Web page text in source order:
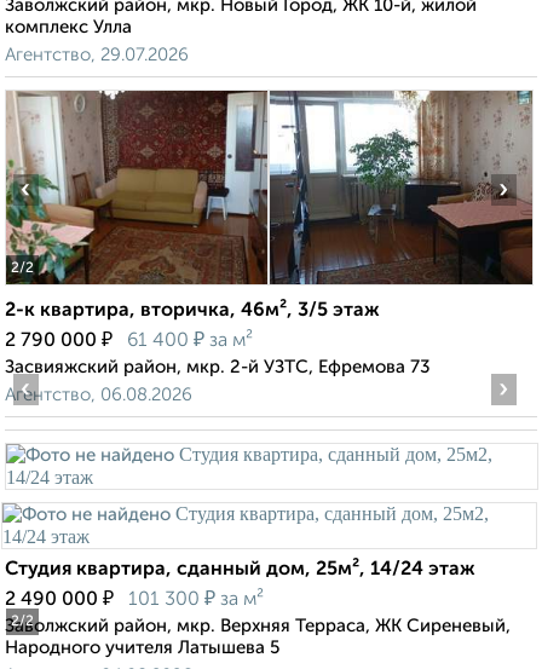
Заволжский район, мкр. Новый Город, ЖК 10-й, жилой
комплекс Улла
Агентство, 29.07.2026
2/2
‹ ›
2-к квартира, вторичка, 46м², 3/5 этаж
2 790 000 ₽ 61 400 ₽ за м²
Засвияжский район, мкр. 2-й УЗТС, Ефремова 73
Агентство, 06.08.2026
2/2
‹ ›
Студия квартира, сданный дом, 25м², 14/24 этаж
2 490 000 ₽ 101 300 ₽ за м²
Заволжский район, мкр. Верхняя Терраса, ЖК Сиреневый,
Народного учителя Латышева 5